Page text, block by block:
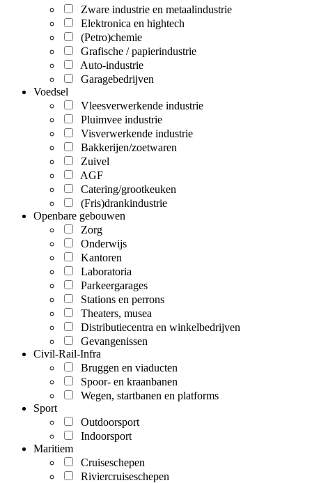
Zware industrie en metaalindustrie
Elektronica en hightech
(Petro)chemie
Grafische / papierindustrie
Auto-industrie
Garagebedrijven
Voedsel
Vleesverwerkende industrie
Pluimvee industrie
Visverwerkende industrie
Bakkerijen/zoetwaren
Zuivel
AGF
Catering/grootkeuken
(Fris)drankindustrie
Openbare gebouwen
Zorg
Onderwijs
Kantoren
Laboratoria
Parkeergarages
Stations en perrons
Theaters, musea
Distributiecentra en winkelbedrijven
Gevangenissen
Civil-Rail-Infra
Bruggen en viaducten
Spoor- en kraanbanen
Wegen, startbanen en platforms
Sport
Outdoorsport
Indoorsport
Maritiem
Cruiseschepen
Riviercruiseschepen